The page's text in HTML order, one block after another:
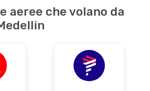
aeree che volano da